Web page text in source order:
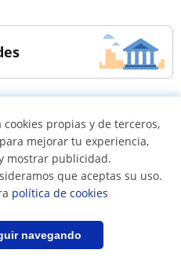
en Puente Alto
Cálculo
propias y de terceros,
mejorar tu experiencia,
mostrar publicidad.
que aceptas su uso.
política de cookies
navegando